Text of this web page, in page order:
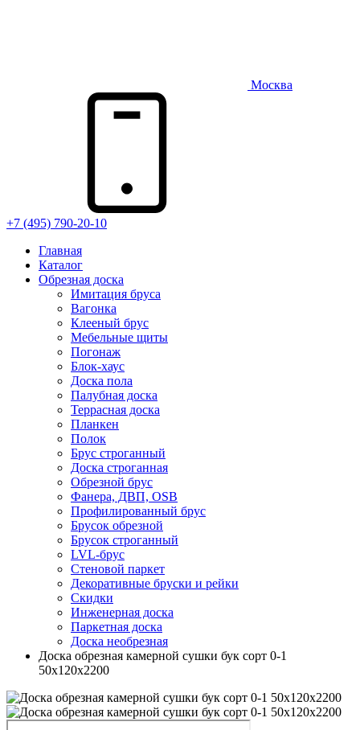
Москва
+7 (495) 790-20-10
Главная
Каталог
Обрезная доска
Имитация бруса
Вагонка
Клееный брус
Мебельные щиты
Погонаж
Блок-хаус
Доска пола
Палубная доска
Террасная доска
Планкен
Полок
Брус строганный
Доска строганная
Обрезной брус
Фанера, ДВП, OSB
Профилированный брус
Брусок обрезной
Брусок строганный
LVL-брус
Стеновой паркет
Декоративные бруски и рейки
Скидки
Инженерная доска
Паркетная доска
Доска необрезная
Доска обрезная камерной сушки бук сорт 0-1
50х120х2200